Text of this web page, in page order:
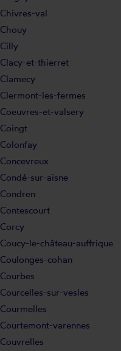
Chivres-val
Chouy
Cilly
Clacy-et-thierret
Clamecy
Clermont-les-fermes
Coeuvres-et-valsery
Coingt
Colonfay
Concevreux
Condé-sur-aisne
Condren
Contescourt
Corcy
Coucy-le-château-auffrique
Coulonges-cohan
Courbes
Courcelles-sur-vesles
Courmelles
Courtemont-varennes
Couvrelles